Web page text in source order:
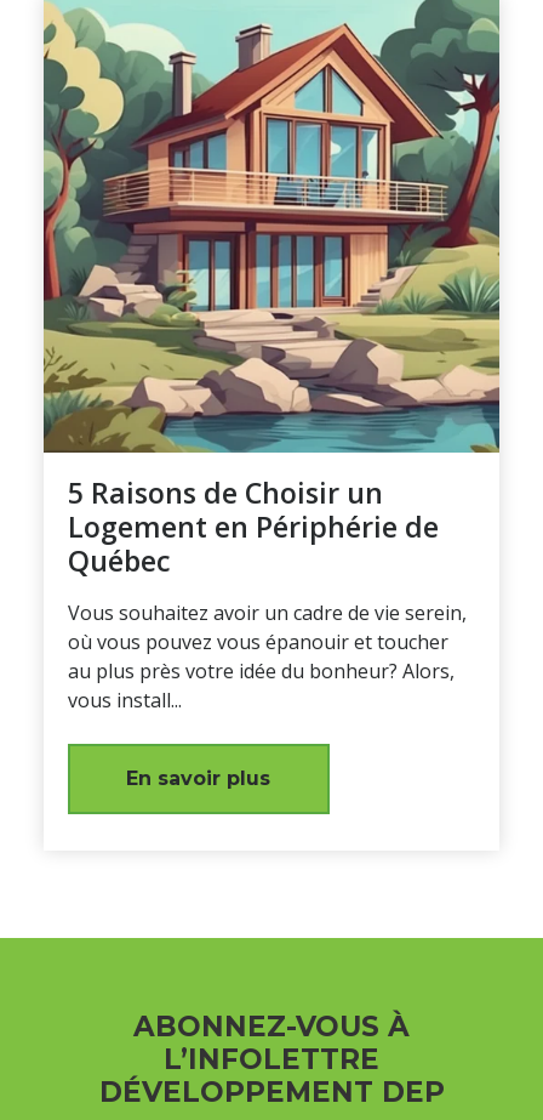
5 Raisons de Choisir un
Logement en Périphérie de
Québec
Vous souhaitez avoir un cadre de vie serein,
où vous pouvez vous épanouir et toucher
au plus près votre idée du bonheur? Alors,
vous install...
En savoir plus
ABONNEZ-VOUS À
L’INFOLETTRE
DÉVELOPPEMENT DEP